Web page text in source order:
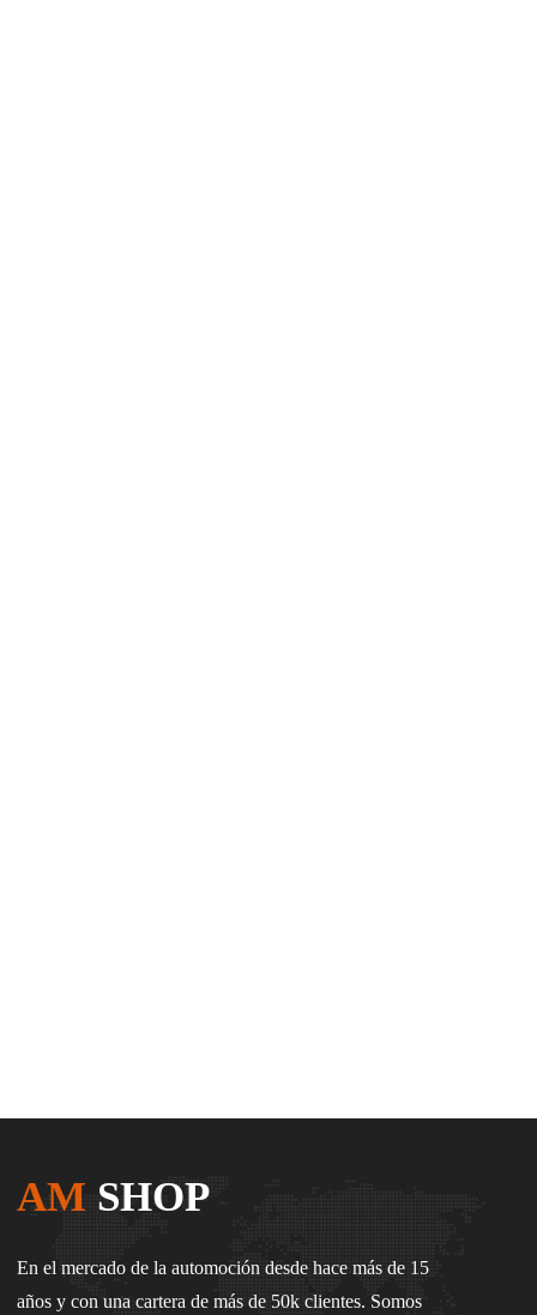
AM SHOP
En el mercado de la automoción desde hace más de 15
años y con una cartera de más de 50k clientes. Somos